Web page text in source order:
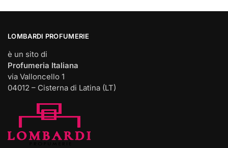
LOMBARDI PROFUMERIE
è un sito di
Profumeria Italiana
via Valloncello 1
04012 – Cisterna di Latina (LT)